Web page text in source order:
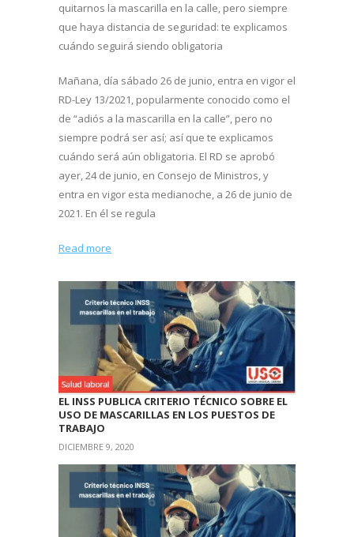
quitarnos la mascarilla en la calle, pero siempre
que haya distancia de seguridad: te explicamos
cuándo seguirá siendo obligatoria
Mañana, día sábado 26 de junio, entra en vigor el
RD-Ley 13/2021, popularmente conocido como el
de “adiós a la mascarilla en la calle”, pero no
siempre podrá ser así; así que te explicamos
cuándo será aún obligatoria. El RD se aprobó
ayer, 24 de junio, en Consejo de Ministros, y
entra en vigor esta medianoche, a 26 de junio de
2021. En él se regula
Read more
EL INSS PUBLICA CRITERIO TÉCNICO SOBRE EL
USO DE MASCARILLAS EN LOS PUESTOS DE
TRABAJO
DICIEMBRE 9, 2020